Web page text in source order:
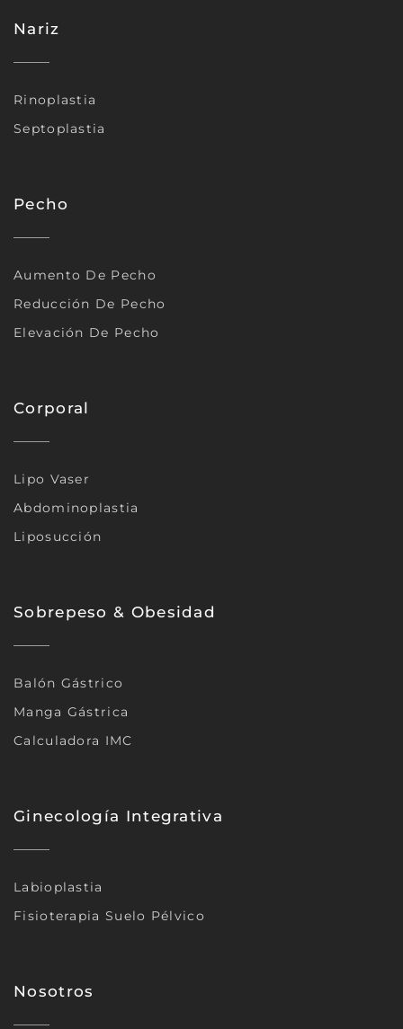
Nariz
Rinoplastia
Septoplastia
Pecho
Aumento De Pecho
Reducción De Pecho
Elevación De Pecho
Corporal
Lipo Vaser
Abdominoplastia
Liposucción
Sobrepeso & Obesidad
Balón Gástrico
Manga Gástrica
Calculadora IMC
Ginecología Integrativa
Labioplastia
Fisioterapia Suelo Pélvico
Nosotros